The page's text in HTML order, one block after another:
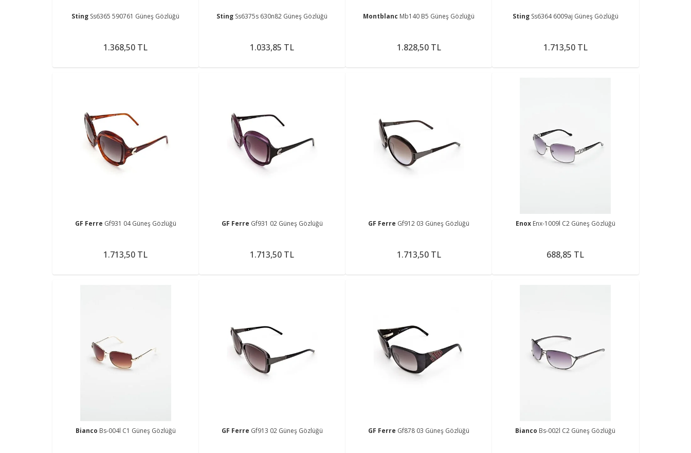
Sting Ss6365 590761 Güneş Gözlüğü
1.368,50 TL
Sting Ss6375s 630n82 Güneş Gözlüğü
1.033,85 TL
Montblanc Mb140 B5 Güneş Gözlüğü
1.828,50 TL
Sting Ss6364 6009aj Güneş Gözlüğü
1.713,50 TL
GF Ferre Gf931 04 Güneş Gözlüğü
1.713,50 TL
GF Ferre Gf931 02 Güneş Gözlüğü
1.713,50 TL
GF Ferre Gf912 03 Güneş Gözlüğü
1.713,50 TL
Enox Enx-1009l C2 Güneş Gözlüğü
688,85 TL
Bianco Bs-004l C1 Güneş Gözlüğü GF Ferre Gf913 02 Güneş Gözlüğü GF Ferre Gf878 03 Güneş Gözlüğü Bianco Bs-002l C2 Güneş Gözlüğü